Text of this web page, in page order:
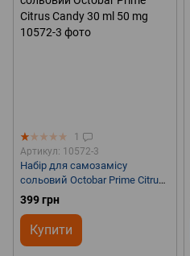
1
Артикул: 10572-3
Набір для самозамісу
сольовий Octobar Prime Citrus
Candy 30 ml 50 mg
399 грн
Купити